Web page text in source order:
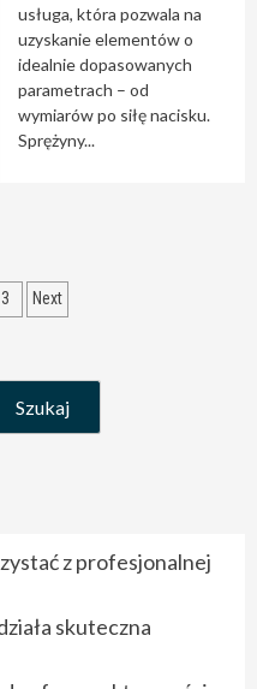
usługa, która pozwala na
uzyskanie elementów o
idealnie dopasowanych
parametrach – od
wymiarów po siłę nacisku.
Sprężyny...
3 Next
Szukaj
z profesjonalnej
skuteczna